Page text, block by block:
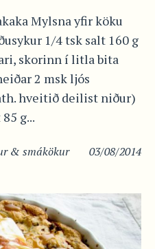
Mylsna yfir köku
1/4 tsk salt 160 g
skorinn í litla bita
2 msk ljós
hveitið deilist niður)
g...
03/08/2014
& smákökur